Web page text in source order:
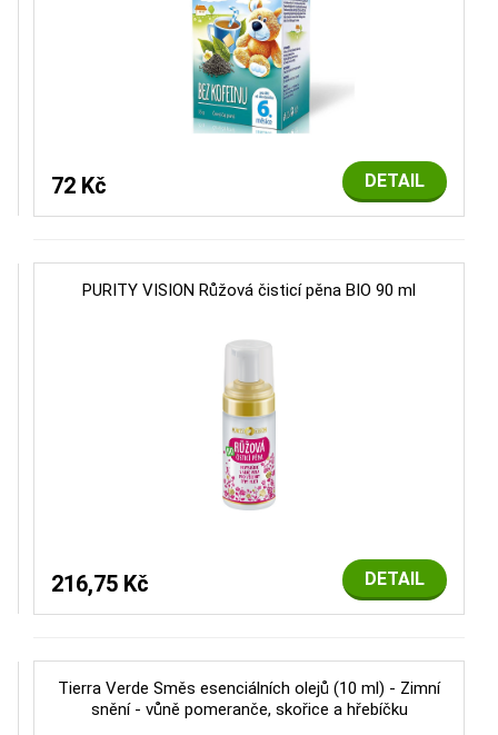
DETAIL
72 Kč
PURITY VISION Růžová čisticí pěna BIO 90 ml
DETAIL
216,75 Kč
Tierra Verde Směs esenciálních olejů (10 ml) - Zimní
snění - vůně pomeranče, skořice a hřebíčku